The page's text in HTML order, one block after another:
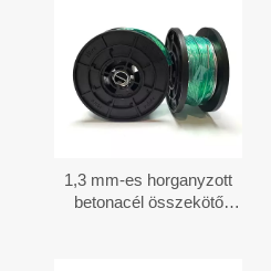
1,3 mm-es horganyzott
betonacél összekötő